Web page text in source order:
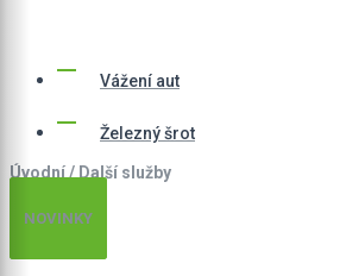
Vážení aut
Železný šrot
Úvodní/Další služby
NOVINKY